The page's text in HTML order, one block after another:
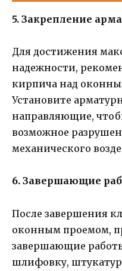
5. Закрепление
Для достижения
надежности,
кирпича над
Установите
направляющие,
возможное
механического
6. Завершающие
После завершения
оконным проемом,
завершающие
шлифовку,